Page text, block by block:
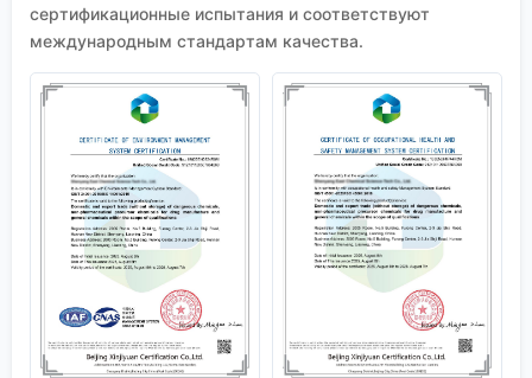
сертификационные испытания и соответствуют
международным стандартам качества.